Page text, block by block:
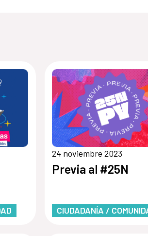
24 noviembre 2023
Previa al #25N
CIUDADANÍA /